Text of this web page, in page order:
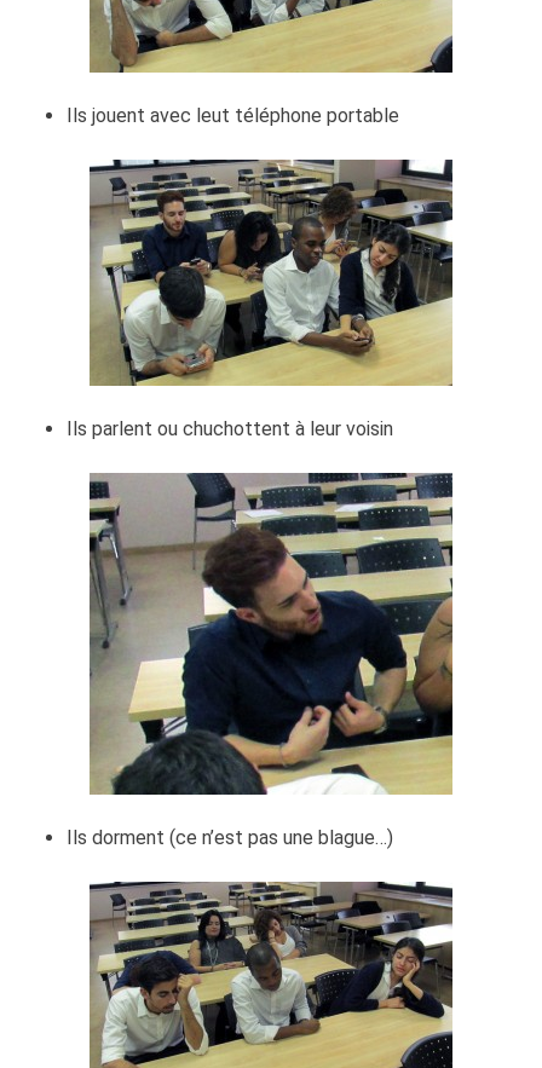
Ils jouent avec leut téléphone portable
Ils parlent ou chuchottent à leur voisin
Ils dorment (ce n’est pas une blague…)